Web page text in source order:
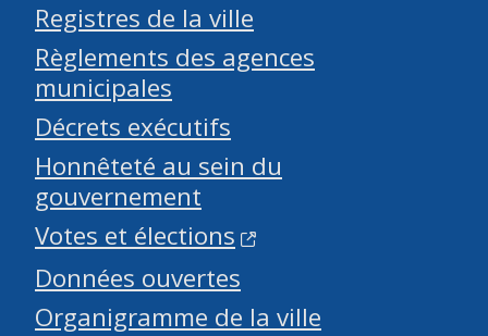
Registres de la ville
Règlements des agences
municipales
Décrets exécutifs
Honnêteté au sein du
gouvernement
Votes et élections
Données ouvertes
Organigramme de la ville